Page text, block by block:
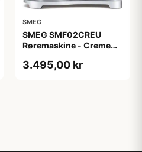
SMEG
SMEG SMF02CREU
Røremaskine - Creme
3.495,00 kr